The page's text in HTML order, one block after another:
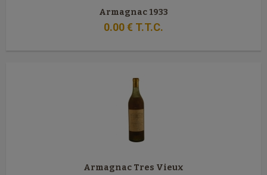
Armagnac 1933
0.00€ T.T.C.
Armagnac Tres Vieux